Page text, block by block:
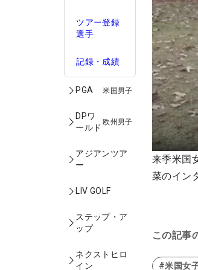
ツアー登録
選手
記録・成績
PGA 米国男子
DPワ
ールド
欧州男子
アジアンツア
ー
LIV GOLF
ステップ・ア
ップ
ネクストヒロ
イン
来季米国
菜のイン
この記事
#米国女